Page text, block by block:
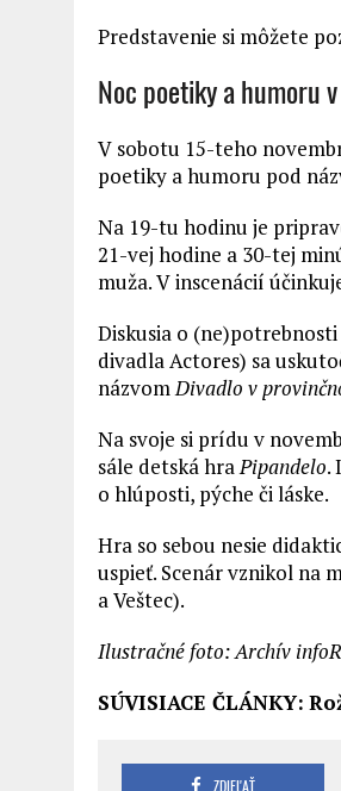
Predstavenie si môžete
Noc poetiky a humoru
V sobotu 15-teho
poetiky a humoru pod
Na 19-tu hodinu je
21-vej hodine a 30-tej
muža. V inscenácií
Diskusia o
divadla Actores) sa
názvomDivadlo v
Na svoje si prídu v
sále detská hraPipandelo.
o hlúposti, pýche či láske.
Hra so sebou nesie
uspieť. Scenár vznikol na
a Veštec).
Ilustračné foto: Archív
SÚVISIACE ČLÁNKY:
ZDIEĽAŤ